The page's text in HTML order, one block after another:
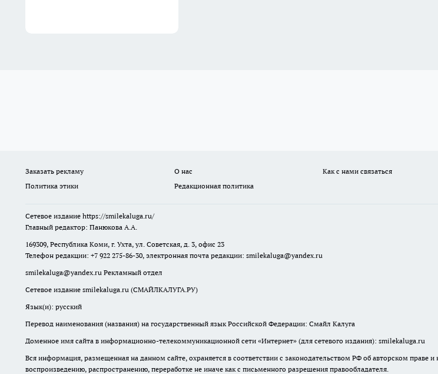
Заказать рекламу О нас
Как с нами связаться
Политика этики
Редакционная политика
Сетевое издание https://smilekaluga.ru/
Главный редактор: Панюкова А.А.
169309, Республика Коми, г. Ухта, ул. Советская, д. 3, офис 23
Телефон редакции: +7 922 275-86-30, электронная почта редакции: smilekaluga@yandex.ru
smilekaluga@yandex.ru Рекламный отдел
Сетевое издание smilekaluga.ru (СМАЙЛКАЛУГА.РУ)
Язык(и): русский
Перевод наименования (названия) на государственный язык Российской Федерации: Смайл Калуга
Доменное имя сайта в информационно-телекоммуникационной сети «Интернет» (для сетевого издания): smilekaluga.ru
Вся информация, размещенная на данном сайте, охраняется в соответствии с законодательством РФ об авторском
воспроизведению, распространению, переработке не иначе как с письменного разрешения правообладателя.